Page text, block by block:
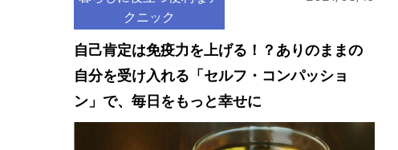
クニック
自己肯定は免疫力を上げる！？ありのままの
自分を受け入れる「セルフ・コンパッショ
ン」で、毎日をもっと幸せに